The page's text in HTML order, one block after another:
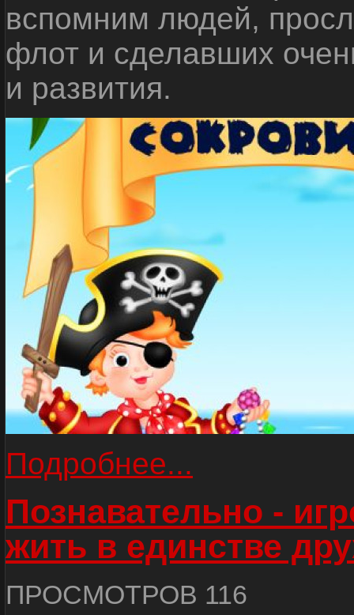
вспомним людей,
флот и сделавших
и развития.
Подробнее...
Познавательно -
жить в единстве
ПРОСМОТРОВ 116